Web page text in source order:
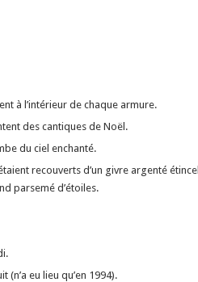
à l’intérieur de chaque armure.
des cantiques de Noël.
du ciel enchanté.
recouverts d’un givre argenté
parsemé d’étoiles.
(n’a eu lieu qu’en 1994).